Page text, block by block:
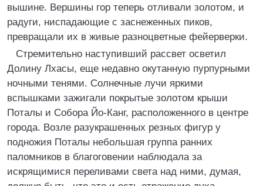
вышине. Вершины гор теперь отливали золотом, и
радуги, ниспадающие с заснеженных пиков,
превращали их в живые разноцветные фейерверки.
Стремительно наступивший рассвет осветил
Долину Лхасы, еще недавно окутанную пурпурными
ночными тенями. Солнечные лучи яркими
вспышками зажигали покрытые золотом крыши
Поталы и Собора Йо-Канг, расположенного в центре
города. Возле разукрашенных резных фигур у
подножия Поталы небольшая группа ранних
паломников в благоговении наблюдала за
искрящимися переливами света над ними, думая,